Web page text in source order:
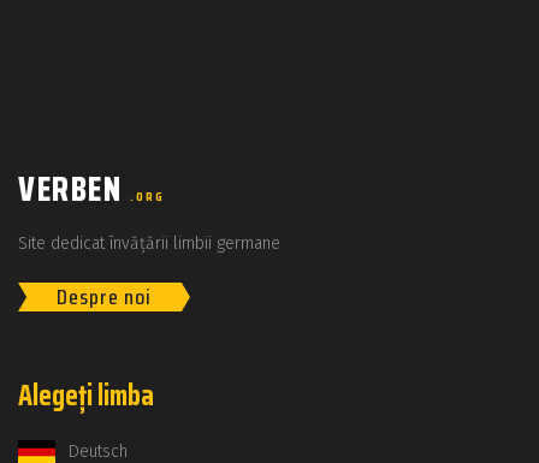
VERBEN .ORG
Site dedicat învățării limbii germane
Despre noi
Alegeți limba
Deutsch